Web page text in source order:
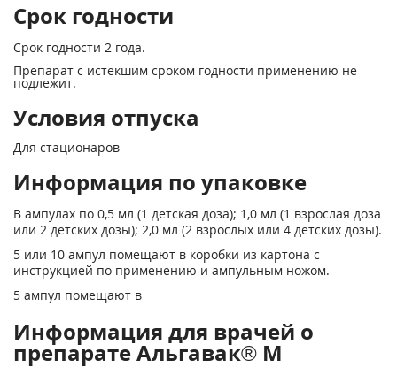
Срок годности
Срок годности 2 года.
Препарат с истекшим сроком годности применению не
подлежит.
Условия отпуска
Для стационаров
Информация по упаковке
В ампулах по 0,5 мл (1 детская доза); 1,0 мл (1 взрослая доза
или 2 детских дозы); 2,0 мл (2 взрослых или 4 детских дозы).
5 или 10 ампул помещают в коробки из картона с
инструкцией по применению и ампульным ножом.
5 ампул помещают в
Информация для врачей о
препарате Альгавак® М